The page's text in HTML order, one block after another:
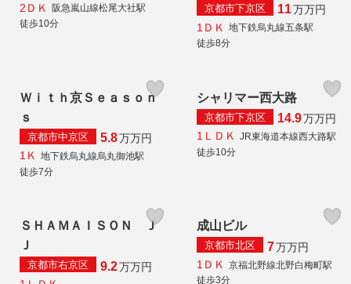
2ＤＫ
阪急嵐山線松尾大社駅
徒歩10分
京都市下京区 11万万円
1ＤＫ
地下鉄烏丸線五条駅
徒歩8分
Ｗｉｔｈ京Ｓｅａｓｏｎ
ｓ
京都市中京区 5.8万万円
1Ｋ 地下鉄烏丸線烏丸御池駅
徒歩7分
シャリマー西大路
京都市下京区 14.9万万円
1ＬＤＫ JR東海道本線西大路駅
徒歩10分
ＳＨＡＭＡＩＳＯＮ Ｊ
Ｊ
京都市右京区 9.2万万円
成山ビル
京都市北区 7万万円
1ＤＫ
京福北野線北野白梅町駅
徒歩3分